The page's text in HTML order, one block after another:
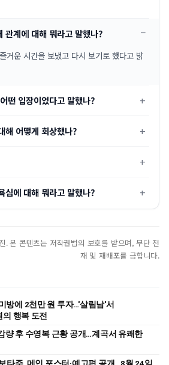
관계에 대해 뭐라고 말했나?
거운 시간을 보냈고 다시 보기로 했다고 밝
떤 입장이었다고 말했나?
해 어떻게 회상했나?
심에 대해 뭐라고 말했나?
본 콘텐츠는 저작권법의 보호를 받으며, 무단 전
재 및 재배포를 금합니다.
방에 2천만 원 투자…'살림남'서
의 행복 도전
량 후 수영복 근황 공개…계곡서 유쾌한